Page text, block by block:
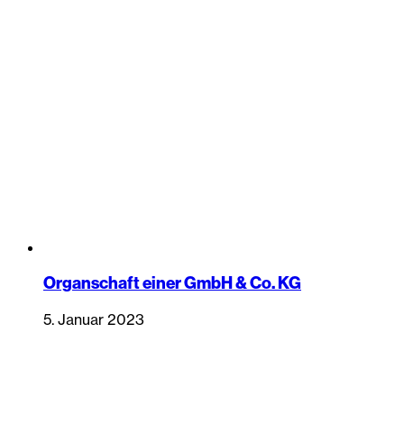
Organschaft einer GmbH & Co. KG
5. Januar 2023